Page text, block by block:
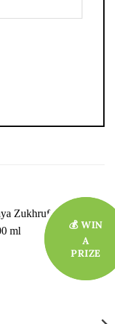
💰 WIN
A
PRIZE
💰 WIN
A
PRIZE